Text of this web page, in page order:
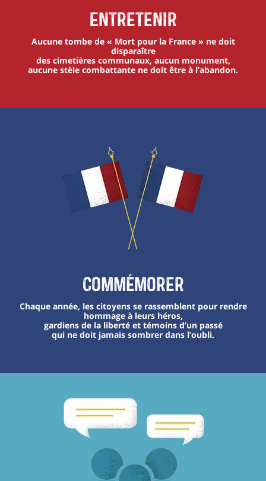
Entretenir
Aucune tombe de « Mort pour la France » ne doit
disparaître
des cimetières communaux, aucun monument,
aucune stèle combattante ne doit être à l’abandon.
Commémorer
Chaque année, les citoyens se rassemblent pour rendre
hommage à leurs héros,
gardiens de la liberté et témoins d’un passé
qui ne doit jamais sombrer dans l’oubli.